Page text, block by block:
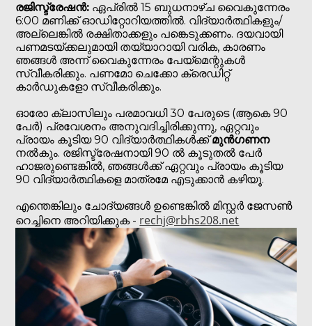
രജിസ്ട്രേഷൻ: ഏപ്രിൽ 15 ബുധനാഴ്ച വൈകുന്നേരം
6:00 മണിക്ക് ഓഡിറ്റോറിയത്തിൽ. വിദ്യാർത്ഥികളും/
അല്ലെങ്കിൽ രക്ഷിതാക്കളും പങ്കെടുക്കണം. ദയവായി
പണമടയ്ക്കലുമായി തയ്യാറായി വരിക, കാരണം
ഞങ്ങൾ അന്ന് വൈകുന്നേരം പേയ്‌മെന്റുകൾ
സ്വീകരിക്കും. പണമോ ചെക്കോ ക്രെഡിറ്റ്
കാർഡുകളോ സ്വീകരിക്കും.
ഓരോ ക്ലാസിലും പരമാവധി 30 പേരുടെ (ആകെ 90
പേർ) പ്രവേശനം അനുവദിച്ചിരിക്കുന്നു, ഏറ്റവും
പ്രായം കൂടിയ 90 വിദ്യാർത്ഥികൾക്ക്മുൻഗണന
നൽകും. രജിസ്ട്രേഷനായി 90 ൽ കൂടുതൽ പേർ
ഹാജരുണ്ടെങ്കിൽ, ഞങ്ങൾക്ക് ഏറ്റവും പ്രായം കൂടിയ
90 വിദ്യാർത്ഥികളെ മാത്രമേ എടുക്കാൻ കഴിയൂ.
എന്തെങ്കിലും ചോദ്യങ്ങൾ ഉണ്ടെങ്കിൽ മിസ്റ്റർ ജേസൺ
റെച്ചിനെ അറിയിക്കുക - rechj@rbhs208.net